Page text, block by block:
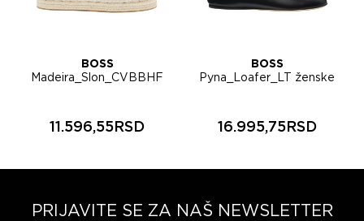
BOSS
Madeira_Slon_CVBBHF
11.596,55RSD
BOSS
Pyna_Loafer_LT ženske
16.995,75RSD
PRIJAVITE SE ZA NAŠ NEWSLETTER